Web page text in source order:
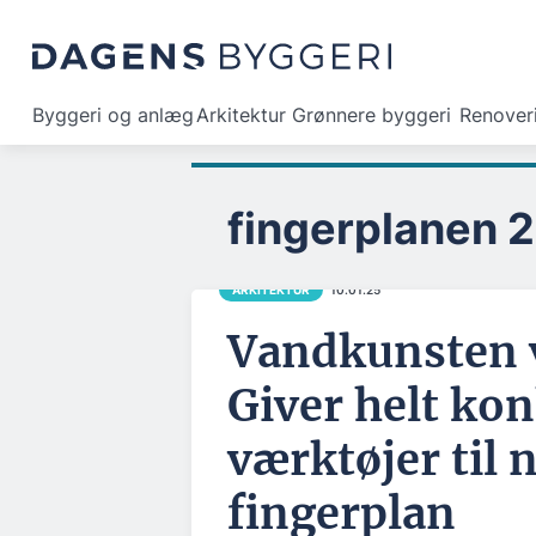
Byggeri og anlægArkitektur Grønnere byggeri
fingerplanen
ARKITEKTUR 10.01.25
Vandkunsten
Giver helt
værktøjer til
fingerplan